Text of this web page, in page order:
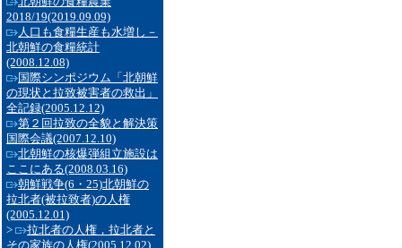
2018/19(2019.09.09)
人口も食糧生産も水増し－
北朝鮮の食糧統計
(2008.12.08)
国際シンポジウム「北朝鮮
の現状と拉致被害者の救出」
全記録(2005.12.12)
第２回拉致の全貌と解決策
国際会議(2007.12.10)
北朝鮮の核爆弾組立施設は
ここにある(2008.03.16)
朝鮮戦争(6・25)北朝鮮の
拉北者(被拉致者)の人権
(2005.12.01)
>
拉北者の人権，拉北者と
その家族の人権(2005.12.02)